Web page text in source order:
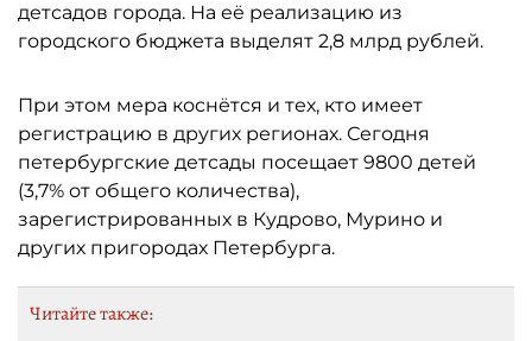
детсадов города. На её реализацию из
городского бюджета выделят 2,8 млрд рублей.
При этом мера коснётся и тех, кто имеет
регистрацию в других регионах. Сегодня
петербургские детсады посещает 9800 детей
(3,7% от общего количества),
зарегистрированных в Кудрово, Мурино и
других пригородах Петербурга.
Читайте также: